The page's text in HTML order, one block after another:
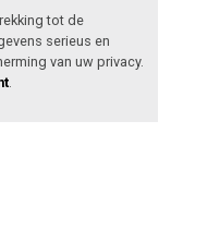
tot de
serieus en
van uw privacy.